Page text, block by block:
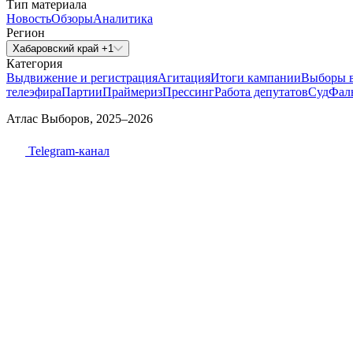
Тип материала
НовостьОбзорыАналитика
Регион
Хабаровский край +1
Категория
Выдвижение и регистрацияАгитацияИтоги кампанииВыборы
телеэфираПартииПраймеризПрессингРабота депутатовСуд
Атлас Выборов, 2025–2026
Telegram-канал